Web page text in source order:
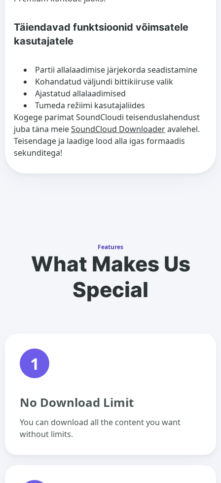
Täiendavad funktsioonid võimsatele
kasutajatele
Partii allalaadimise järjekorda seadistamine
Kohandatud väljundi bittikiiruse valik
Ajastatud allalaadimised
Tumeda režiimi kasutajaliides
Kogege parimat SoundCloudi teisenduslahendust
juba täna meieSoundCloud Downloaderavalehel.
Teisendage ja laadige lood alla igas formaadis
sekunditega!
Features
What Makes Us
Special
1
No Download Limit
You can download all the content you want
without limits.